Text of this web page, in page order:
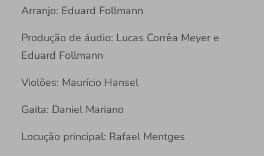
Arranjo: Eduard Follmann
Produção de áudio: Lucas Corrêa Meyer e
Eduard Follmann
Violões: Maurício Hansel
Gaita: Daniel Mariano
Locução principal: Rafael Mentges